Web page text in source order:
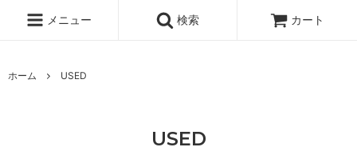
メニュー 検索 カート
ホーム USED
USED